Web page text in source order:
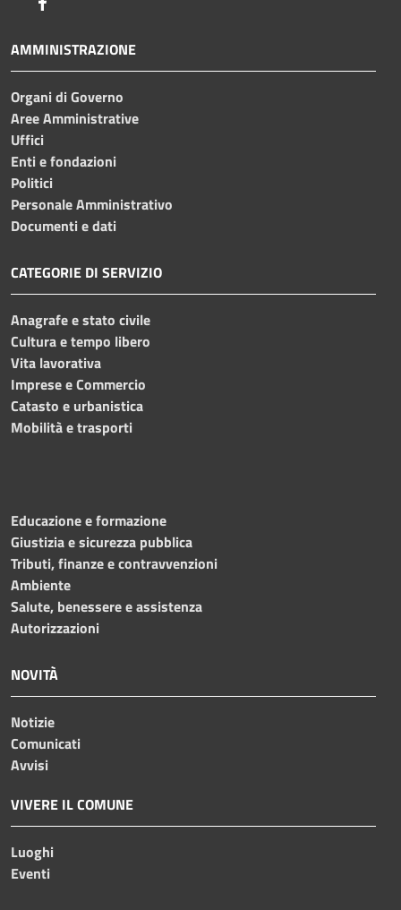
AMMINISTRAZIONE
Organi di Governo
Aree Amministrative
Uffici
Enti e fondazioni
Politici
Personale Amministrativo
Documenti e dati
CATEGORIE DI SERVIZIO
Anagrafe e stato civile
Cultura e tempo libero
Vita lavorativa
Imprese e Commercio
Catasto e urbanistica
Mobilità e trasporti
Educazione e formazione
Giustizia e sicurezza pubblica
Tributi, finanze e contravvenzioni
Ambiente
Salute, benessere e assistenza
Autorizzazioni
NOVITÀ
Notizie
Comunicati
Avvisi
VIVERE IL COMUNE
Luoghi
Eventi